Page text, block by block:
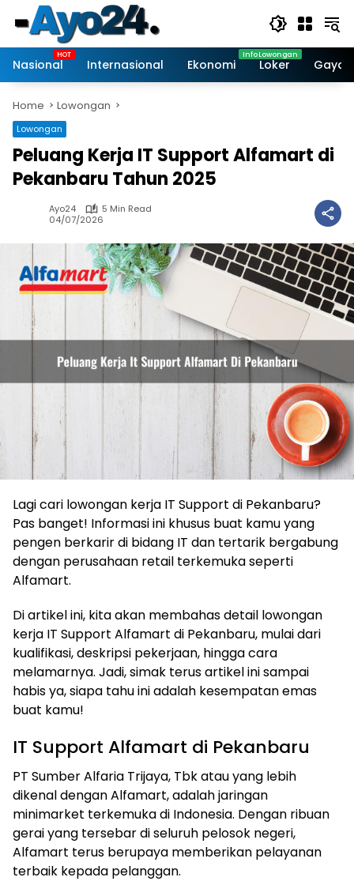
content
Nasional
Internasional Ekonomi Loker Gaya
Home Lowongan
Lowongan
Peluang Kerja IT Support Alfamart di
Pekanbaru Tahun 2025
Ayo24
5 Min Read
04/07/2026
Lagi cari lowongan kerja IT Support di Pekanbaru?
Pas banget! Informasi ini khusus buat kamu yang
pengen berkarir di bidang IT dan tertarik bergabung
dengan perusahaan retail terkemuka seperti
Alfamart.
Di artikel ini, kita akan membahas detail lowongan
kerja IT Support Alfamart di Pekanbaru, mulai dari
kualifikasi, deskripsi pekerjaan, hingga cara
melamarnya. Jadi, simak terus artikel ini sampai
habis ya, siapa tahu ini adalah kesempatan emas
buat kamu!
IT Support Alfamart di Pekanbaru
PT Sumber Alfaria Trijaya, Tbk atau yang lebih
dikenal dengan Alfamart, adalah jaringan
minimarket terkemuka di Indonesia. Dengan ribuan
gerai yang tersebar di seluruh pelosok negeri,
Alfamart terus berupaya memberikan pelayanan
terbaik kepada pelanggan.